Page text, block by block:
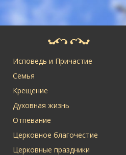
Исповедь и Причастие
Семья
Крещение
Духовная жизнь
Отпевание
Церковное благочестие
Церковные праздники